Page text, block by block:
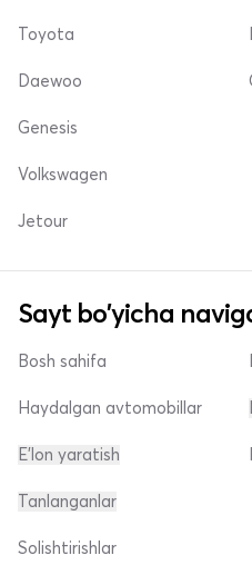
Toyota
Daewoo
Genesis
Volkswagen
Jetour
Sayt bo'yicha
Bosh sahifa
Haydalgan avtomobillar
E'lon yaratish
Tanlanganlar
Solishtirishlar